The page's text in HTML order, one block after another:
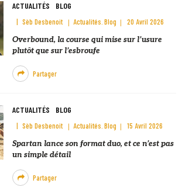
ACTUALITÉS BLOG
Sèb Desbenoit Actualités Blog
20 Avril 2026
Overbound, la course qui mise sur l’usure
plutôt que sur l’esbroufe
Partager
ACTUALITÉS BLOG
Sèb Desbenoit Actualités Blog
15 Avril 2026
Spartan lance son format duo, et ce n’est pas
un simple détail
Partager